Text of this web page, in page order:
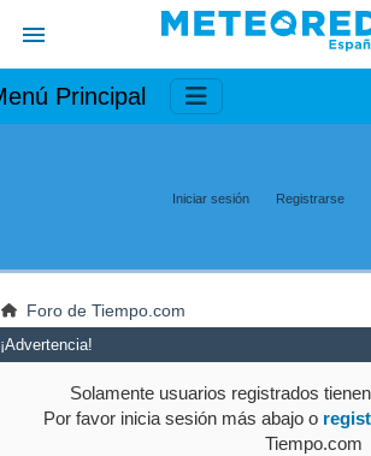
Principal
Iniciar sesión Registrarse
Foro de Tiempo.com
¡Advertencia!
Solamente usuarios registrados
Por favor inicia sesión más abajo o
Tiempo.com